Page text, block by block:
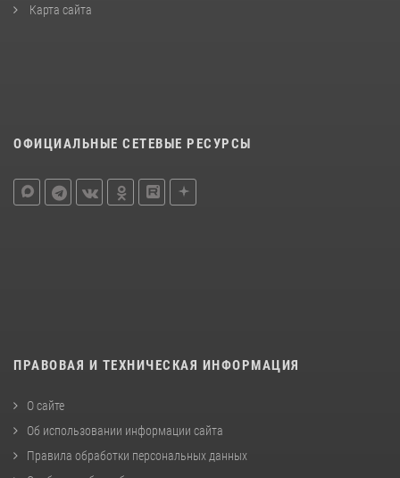
Карта сайта
ОФИЦИАЛЬНЫЕ СЕТЕВЫЕ РЕСУРСЫ
ПРАВОВАЯ И ТЕХНИЧЕСКАЯ ИНФОРМАЦИЯ
О сайте
Об использовании информации сайта
Правила обработки персональных данных